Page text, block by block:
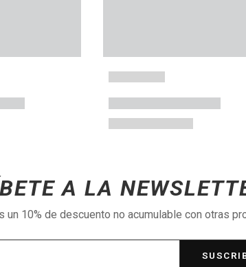
A LA
un 10% de descuento no acumulable con otras